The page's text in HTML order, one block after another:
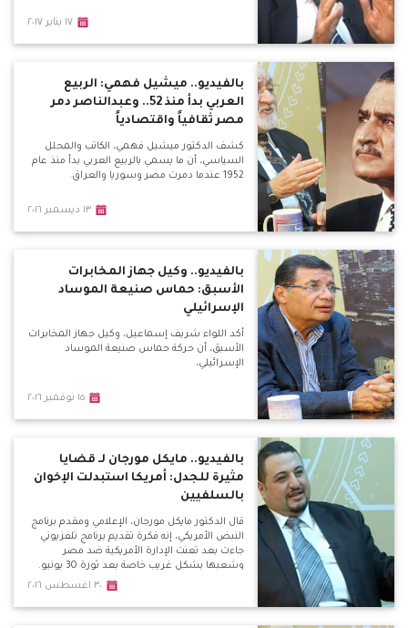
١٧ يناير ٢٠١٧
بالفيديو.. ميشيل فهمي: الربيع
العربي بدأ منذ 52.. وعبدالناصر دمر
مصر ثقافياً واقتصادياً
كشف الدكتور ميشيل فهمي، الكاتب والمحلل
السياسي، أن ما يسمي بالربيع العربي بدأ منذ عام
1952 عندما دمرت مصر وسوريا والعراق.
١٣ ديسمبر ٢٠١٦
بالفيديو.. وكيل جهاز المخابرات
الأسبق: حماس صنيعة الموساد
الإسرائيلي
أكد اللواء شريف إسماعيل، وكيل جهاز المخابرات
الأسبق، أن حركة حماس صنيعة الموساد
الإسرائيلي،
١٥ نوفمبر ٢٠١٦
بالفيديو.. مايكل مورجان لـ قضايا
مثيرة للجدل: أمريكا استبدلت الإخوان
بالسلفيين
قال الدكتور مايكل مورجان، الإعلامي ومقدم برنامج
النبض الأمريكي، إنه فكرة تقديم برنامج تلفزيوني
جاءت بعد تعنت الإدارة الأمريكية ضد مصر
وشعبها بشكل غريب خاصة بعد ثورة 30 يونيو.
٣٠ اغسطس ٢٠١٦